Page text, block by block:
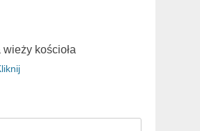
wieży kościoła